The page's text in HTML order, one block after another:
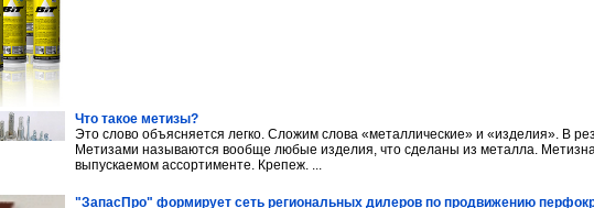
Что такое метизы?
Это слово объясняется легко. Сложим слова «металлические» и «изделия». В
Метизами называются вообще любые изделия, что сделаны из металла.
выпускаемом ассортименте. Крепеж. ...
"ЗапасПро" формирует сеть региональных дилеров по продвижению